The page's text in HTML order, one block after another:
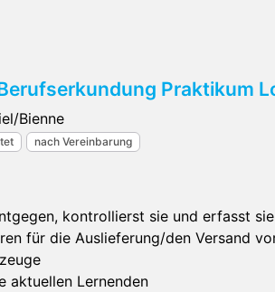
Praktikum
Bienne
nach Vereinbarung
kontrollierst sie und erfasst
für die Auslieferung/den Versand
aktuellen Lernenden